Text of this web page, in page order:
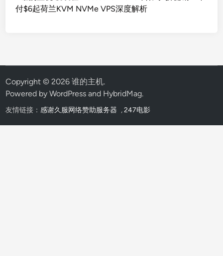
付$6起荷兰KVM NVMe VPS深度解析
Copyright © 2026谁的主机.
Powered byWordPress and HybridMag.
友情链接：感谢久服网络赞助服务器 ,247电影